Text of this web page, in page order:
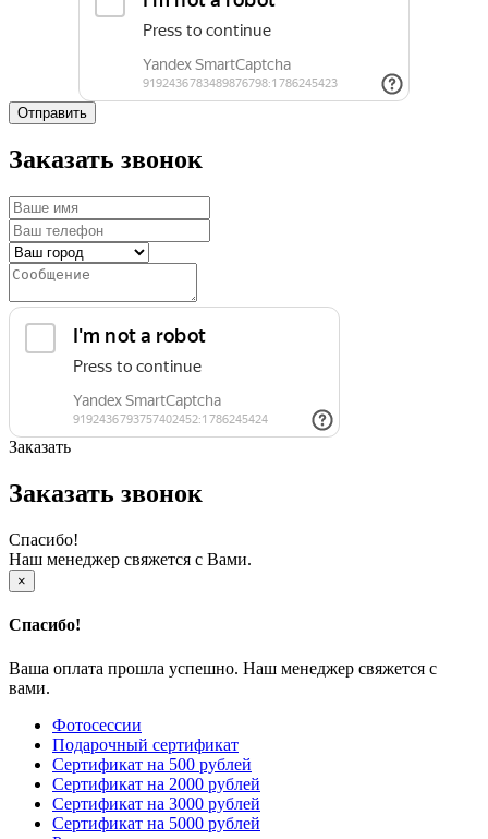
Отправить
Заказать звонок
Заказать
Заказать звонок
Спасибо!
Наш менеджер свяжется с Вами.
×
Спасибо!
Ваша оплата прошла успешно. Наш менеджер свяжется с
вами.
Фотосессии
Подарочный сертификат
Сертификат на 500 рублей
Сертификат на 2000 рублей
Сертификат на 3000 рублей
Сертификат на 5000 рублей